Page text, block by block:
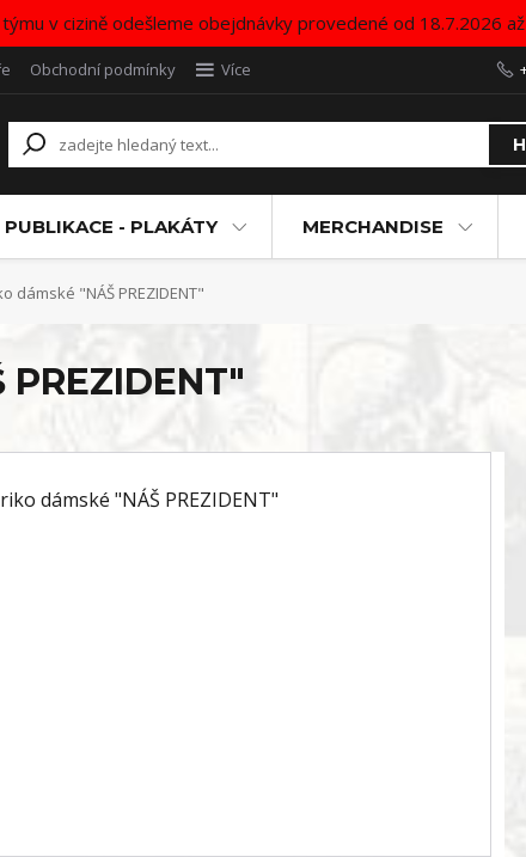
v cizině odešleme obejdnávky provedené od 18.7.2026
Obchodní podmínky Více
PUBLIKACE - PLAKÁTY MERCHANDISE
dámské "NÁŠ PREZIDENT"